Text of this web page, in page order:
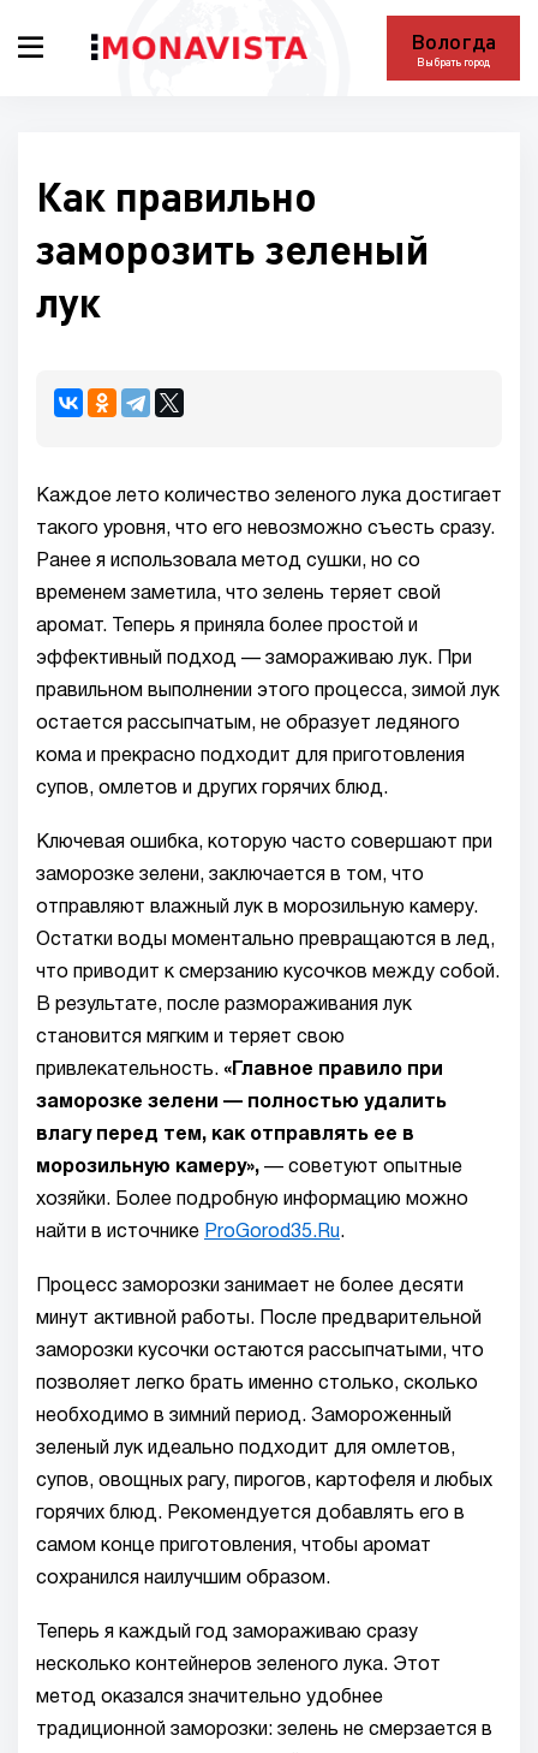
Вологда
Выбрать город
Как правильно
заморозить зеленый
лук
Каждое лето количество зеленого лука достигает
такого уровня, что его невозможно съесть сразу.
Ранее я использовала метод сушки, но со
временем заметила, что зелень теряет свой
аромат. Теперь я приняла более простой и
эффективный подход — замораживаю лук. При
правильном выполнении этого процесса, зимой лук
остается рассыпчатым, не образует ледяного
кома и прекрасно подходит для приготовления
супов, омлетов и других горячих блюд.
Ключевая ошибка, которую часто совершают при
заморозке зелени, заключается в том, что
отправляют влажный лук в морозильную камеру.
Остатки воды моментально превращаются в лед,
что приводит к смерзанию кусочков между собой.
В результате, после размораживания лук
становится мягким и теряет свою
привлекательность. «Главное правило при
заморозке зелени — полностью удалить
влагу перед тем, как отправлять ее в
морозильную камеру», — советуют опытные
хозяйки. Более подробную информацию можно
найти в источнике ProGorod35.Ru .
Процесс заморозки занимает не более десяти
минут активной работы. После предварительной
заморозки кусочки остаются рассыпчатыми, что
позволяет легко брать именно столько, сколько
необходимо в зимний период. Замороженный
зеленый лук идеально подходит для омлетов,
супов, овощных рагу, пирогов, картофеля и любых
горячих блюд. Рекомендуется добавлять его в
самом конце приготовления, чтобы аромат
сохранился наилучшим образом.
Теперь я каждый год замораживаю сразу
несколько контейнеров зеленого лука. Этот
метод оказался значительно удобнее
традиционной заморозки: зелень не смерзается в